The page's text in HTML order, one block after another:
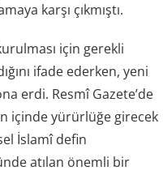
karşı çıkmıştı.
için gerekli
ifade ederken, yeni
erdi. Resmî Gazete’de
içinde yürürlüğe girecek
İslamî defin
atılan önemli bir